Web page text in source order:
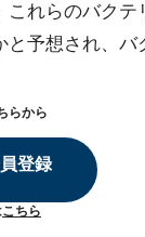
れらのバクテ
予想され、バ
らから
登録
こちら